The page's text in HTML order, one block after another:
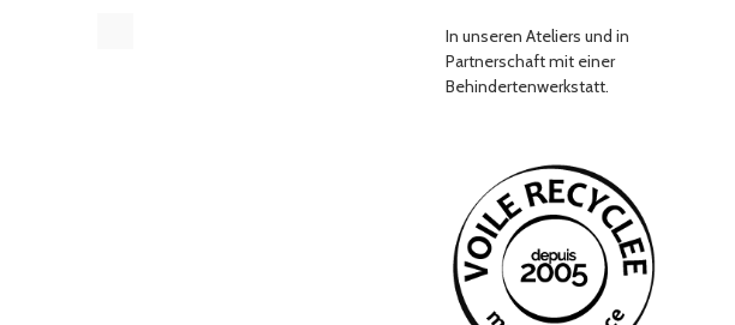
In unseren Ateliers und in
Partnerschaft mit einer
Behindertenwerkstatt.